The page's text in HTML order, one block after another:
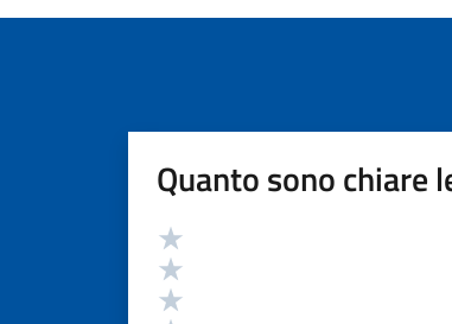
Quanto sono chiare
Valutazione